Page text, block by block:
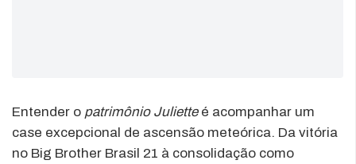
Entender o patrimônio Julietteé acompanhar um
case excepcional de ascensão meteórica. Da vitória
no Big Brother Brasil 21 à consolidação como